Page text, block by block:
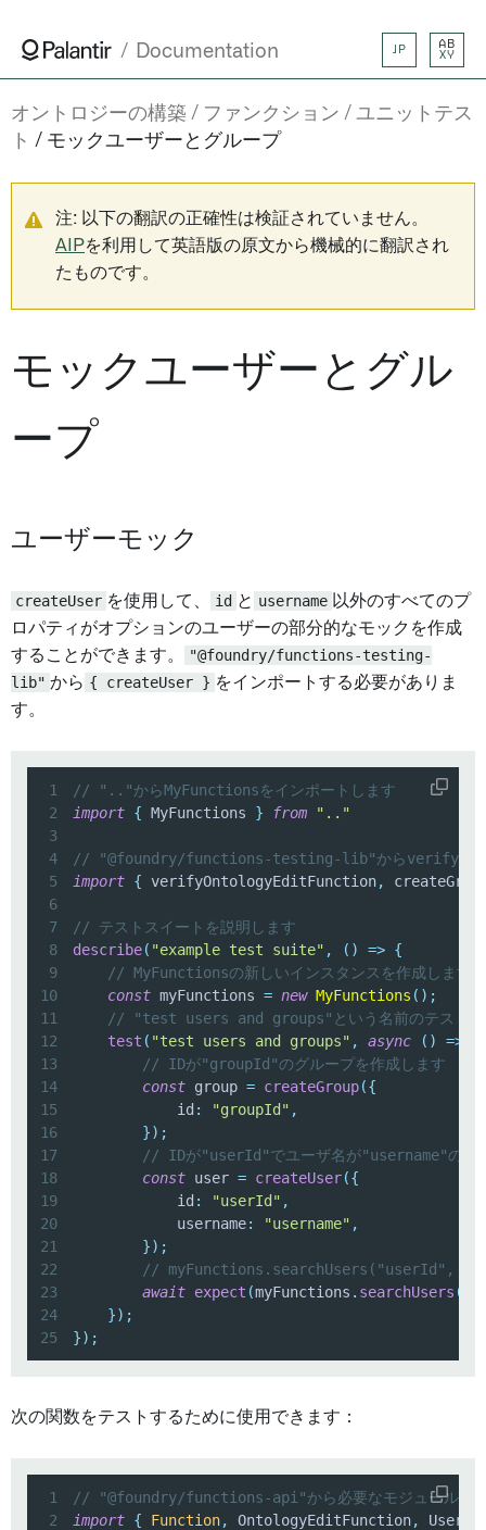
Documentation JP
AB
XY
オントロジーの構築 ファンクション
ユニットテス
ト
モックユーザーとグループ
注: 以下の翻訳の正確性は検証されていません。
AIPを利用して英語版の原文から機械的に翻訳され
たものです。
モックユーザーとグル
ープ
ユーザーモック
createUser を使用して、 id と username 以外のすべてのプ
ロパティがオプションのユーザーの部分的なモックを作成
することができます。
"@foundry/functions-testing-
lib" から { createUser } をインポートする必要がありま
す。
1
// ".."からMyFunctionsをインポートします
2
import { MyFunctions } from
".."
3
4
// "@foundry/functions-testing-lib"から
5
import { verifyOntologyEditFunction,
6
7
// テストスイートを説明します
8
describe( "example test suite" , ( ) => {
9
// MyFunctionsの新しいインスタンスを作成します
10
const myFunctions = new MyFunctions ( ) ;
11
// "test users and groups"という名前のテストを
12
test ( "test users and groups" , async ( ) =>
13
// IDが"groupId"のグループを作成します
14
const group = createGroup({
15
            id
: "groupId" ,
16
}) ;
17
// IDが"userId"でユーザ名が"username"のユ
18
const user = createUser({
19
            id
: "userId" ,
20
            username
: "username" ,
21
}) ;
22
// myFunctions.searchUsers("userId",
23
await expect (myFunctions . searchUsers (
24
}) ;
25
}) ;
次の関数をテストするために使用できます：
1
// "@foundry/functions-api"から必要なモジュールをイ
2
import { Function, OntologyEditFunction, Users